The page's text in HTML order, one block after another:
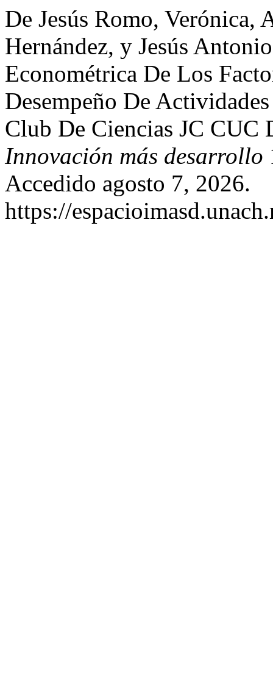
De Jesús Romo,
Hernández, y Jesús
Econométrica De Los
Desempeño De
Club De Ciencias JC
Innovación más desarrollo
Accedido agosto 7, 2026.
https://